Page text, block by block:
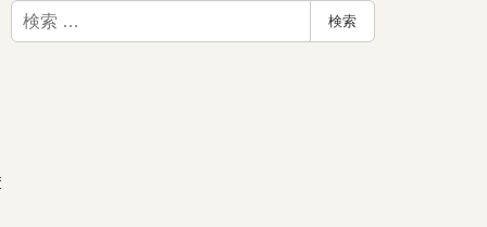
検
索
検索